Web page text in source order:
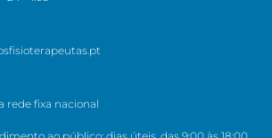
rede fixa nacional